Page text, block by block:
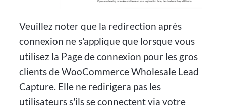
Veuillez noter que la redirection après
connexion ne s'applique que lorsque vous
utilisez la Page de connexion pour les gros
clients de WooCommerce Wholesale Lead
Capture. Elle ne redirigera pas les
utilisateurs s'ils se connectent via votre